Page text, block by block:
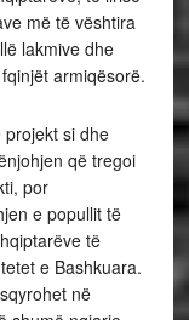
më të vështira
lakmive dhe
armiqësorë.
si dhe
që tregoi
por
e popullit të
të
e Bashkuara.
në